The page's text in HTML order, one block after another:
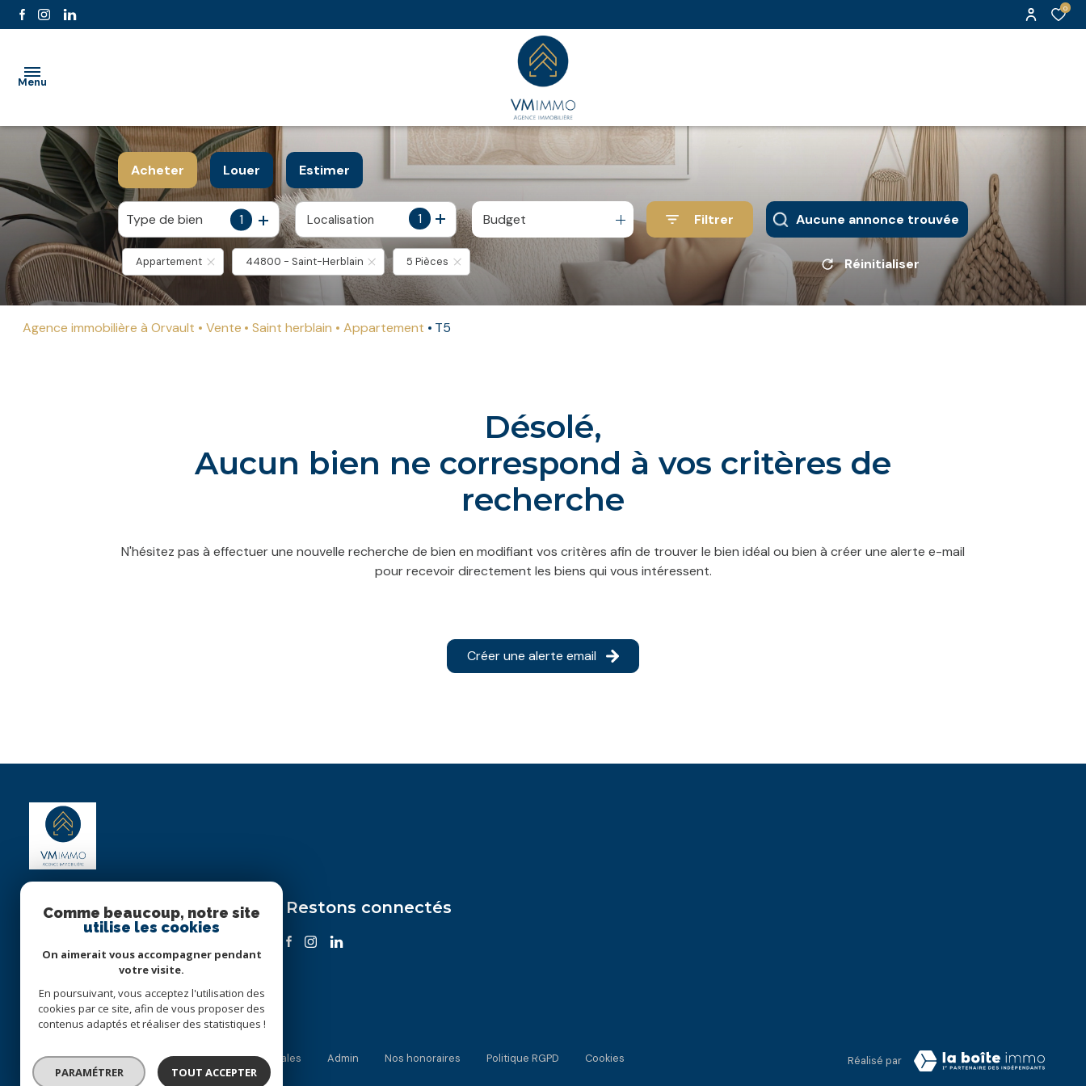
0
Menu
accueil
l'agence
ventes
location
estimation
partenaires
Acheter
De l'ancien
Louer
à l'année
Estimer
Type de bien 1 1
Localisation Budget Filtrer Aucune annonce trouvée
Appartement 44800 - Saint-Herblain 5 Pièces Réinitialiser
Agence immobilière à Orvault Vente Saint herblain Appartement T5
Désolé,
Aucun bien ne correspond à vos critères de
recherche
N'hésitez pas à effectuer une nouvelle recherche de bien en modifiant vos critères afin de trouver le bien idéal ou bien à créer une alerte e-mail
pour recevoir directement les biens qui vous intéressent.
Créer une alerte email
VM IMMO
contact@vmimmo.fr
44700 ORVAULT
Restons connectés
Plan du site Nos partenaires Mentions légales Admin Nos honoraires Politique RGPD Cookies Réalisé par
Comme beaucoup, notre site
utilise les cookies
On aimerait vous accompagner pendant
votre visite.
En poursuivant, vous acceptez l'utilisation des
cookies par ce site, afin de vous proposer des
contenus adaptés et réaliser des statistiques !
PARAMÉTRER TOUT ACCEPTER